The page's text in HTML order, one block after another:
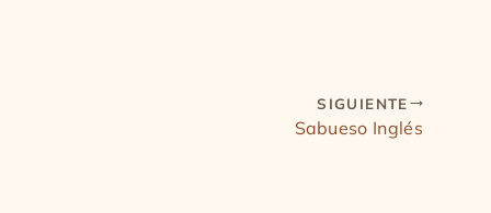
SIGUIENTE
Sabueso Inglés